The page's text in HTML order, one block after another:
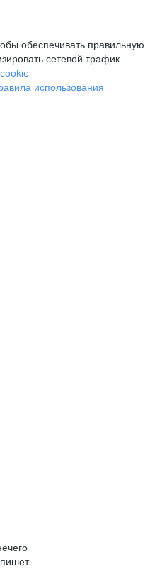
обеспечивать правильную
сетевой трафик.
использования